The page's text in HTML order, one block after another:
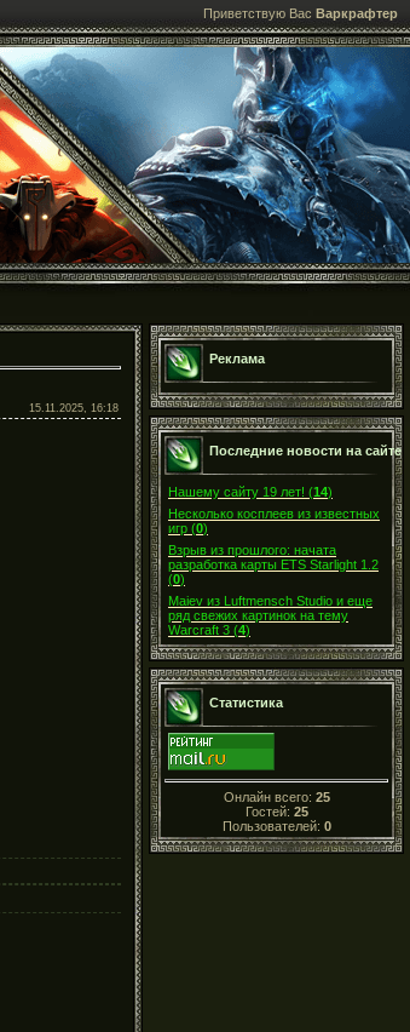
Приветствую Вас Варкрафтер
15.11.2025, 16:18
Реклама
Последние новости на сайте
Нашему сайту 19 лет! (14)
Несколько косплеев из известных
игр (0)
Взрыв из прошлого: начата
разработка карты ETS Starlight 1.2
(0)
Maiev из Luftmensch Studio и еще
ряд свежих картинок на тему
Warcraft 3 (4)
Статистика
Онлайн всего: 25
Гостей: 25
Пользователей: 0